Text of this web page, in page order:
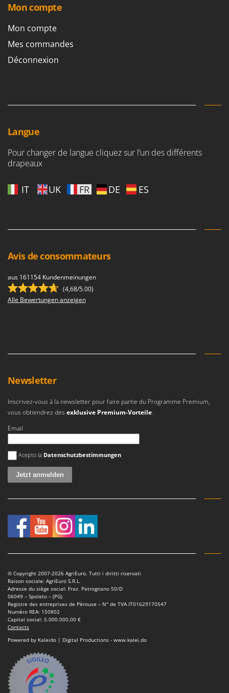
Mon compte
Mon compte
Mes commandes
Déconnexion
Langue
Pour changer de langue cliquez sur l’un des différents
drapeaux
IT UK FR DE ES
Avis de consommateurs
aus 161154 Kundenmeinungen
(4,68/5.00)
Alle Bewertungen anzeigen
Newsletter
Inscrivez-vous à la newsletter pour faire partie du Programme Premium,
vous obtiendrez des exklusive Premium-Vorteile.
Email
Es ist ein Fehler aufgetreten
Acepto la Datenschutzbestimmungen
© Copyright 2007-2026 AgriEuro. Tutti i diritti riservati
Raison sociale: AgriEuro S.R.L.
Adresse du siège social: Fraz. Petrognano 50/D
06049 – Spoleto – (PG)
Registre des entreprises de Pérouse – N° de TVA IT01629170547
Numéro REA: 150802
Capital social: 5.000.000,00 €
Contacts
Powered by Kaleido | Digital Productions - www.kalei.do